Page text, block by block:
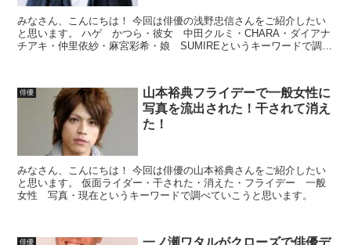
みなさん、こんにちは！ 今回は俳優の浅野忠信さんをご紹介したい
と思います。 ハゲ かつら・彼女 中田クルミ・CHARA・ダイアナ
チアキ・仲里依紗・麻宮彩希・娘 SUMIREというキーワードで調べ
俳優
山本裕典フライデーで一般女性に
写真を流出された！干されて消え
た！
みなさん、こんにちは！ 今回は俳優の山本裕典さんをご紹介したい
と思います。 仮面ライダー・干された・消えた・フライデー 一般
女性 写真・現在というキーワードで調べていこうと思います。
俳優
一ノ瀬ワタルがクローズで俳優デ